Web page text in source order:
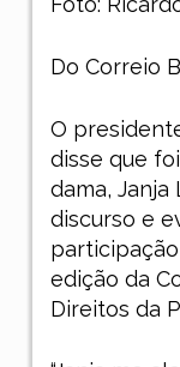
Do Correio
O
disse que
dama, Janja
discurso e
edição da
Direitos da